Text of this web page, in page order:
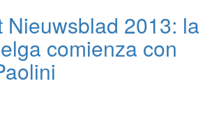
Nieuwsblad 2013: la
comienza con